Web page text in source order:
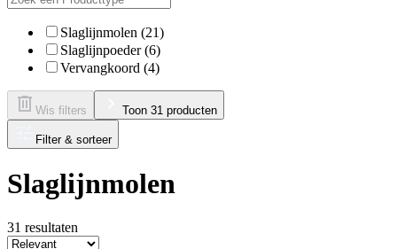
Slaglijnmolen (21)
Slaglijnpoeder (6)
Vervangkoord (4)
Wis filters Toon 31 producten
Filter & sorteer
Slaglijnmolen
31 resultaten